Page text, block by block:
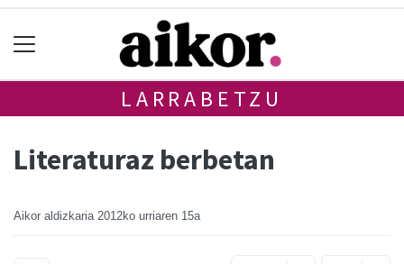
LARRABETZU
Literaturaz berbetan
Aikor aldizkaria 2012ko urriaren 15a